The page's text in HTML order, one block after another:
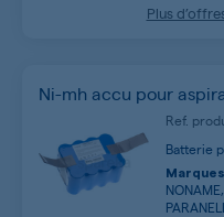
Plus
Ni-mh accu pour
Ref.
Batterie